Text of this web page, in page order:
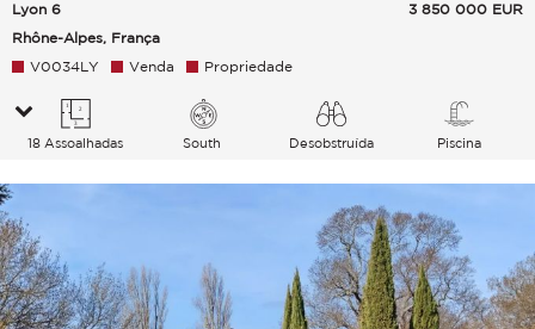
Lyon 6
Rhône-Alpes, França
3 850 000 EUR
V0034LY Venda Propriedade
18 Assoalhadas South
Desobstruída
Piscina